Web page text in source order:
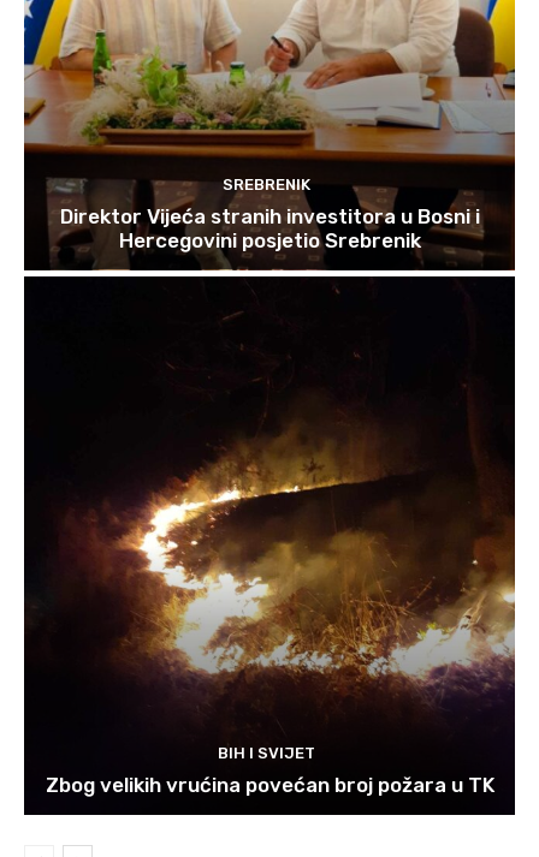
SREBRENIK
Direktor Vijeća stranih investitora u Bosni i
Hercegovini posjetio Srebrenik
BIH I SVIJET
Zbog velikih vrućina povećan broj požara u TK